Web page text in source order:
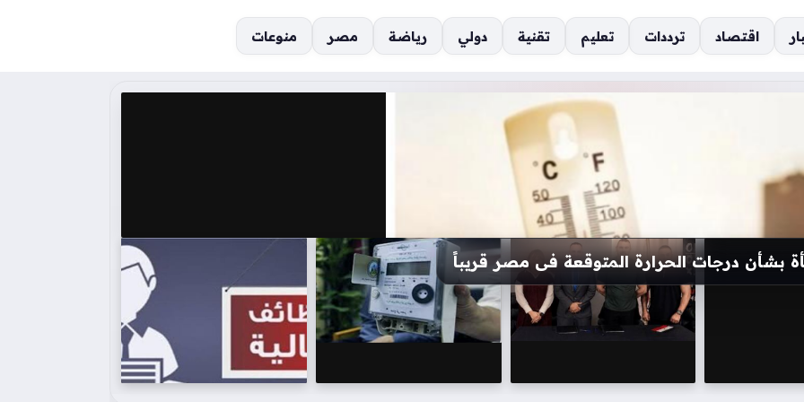
اقتصاد ترددات تعليم تقنية دولي رياضة مصر منوعات